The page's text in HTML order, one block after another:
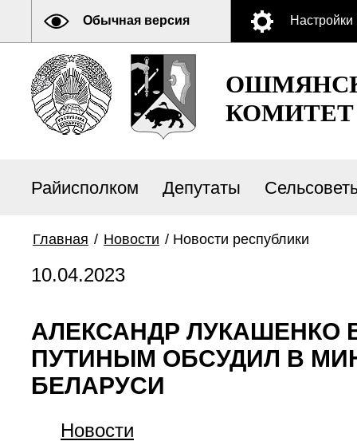
Обычная версия Настройки
КОМИТЕТ
Райисполком Депутаты
Главная / Новости / Новости республики
10.04.2023
АЛЕКСАНДР ЛУКАШЕНКО
ПУТИНЫМ ОБСУДИЛ В
БЕЛАРУСИ
Новости